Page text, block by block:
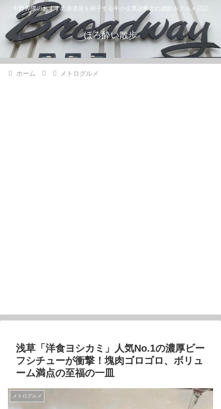
中野界隈のおすすめ居酒屋を梯子する中小企業診断士の酒飲みグルメ日記
ほろ酔い散歩
ホーム メトログルメ
浅草「洋食ヨシカミ」人気No.1の濃厚ビー
フシチューが衝撃！塊肉ゴロゴロ、ボリュ
ーム満点の至福の一皿
メトログルメ